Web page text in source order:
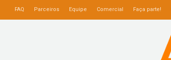
FAQ Parceiros Equipe Comercial Faça parte!